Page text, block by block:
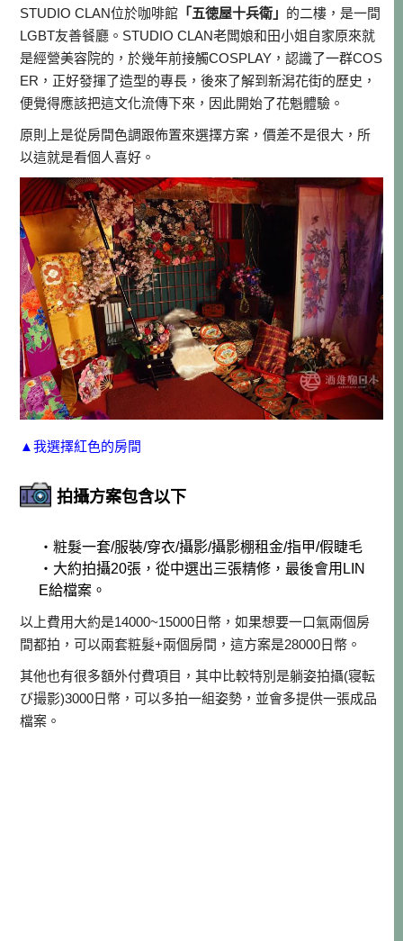
STUDIO CLAN位於咖啡館 「五徳屋十兵衛」 的二樓，是一間
LGBT友善餐廳。STUDIO CLAN老闆娘和田小姐自家原來就
是經營美容院的，於幾年前接觸COSPLAY，認識了一群COS
ER，正好發揮了造型的專長，後來了解到新潟花街的歷史，
便覺得應該把這文化流傳下來，因此開始了花魁體驗。
原則上是從房間色調跟佈置來選擇方案，價差不是很大，所
以這就是看個人喜好。
▲我選擇紅色的房間
拍攝方案包含以下
・粧髮一套/服裝/穿衣/攝影/攝影棚租金/指甲/假睫毛
・大約拍攝20張，從中選出三張精修，最後會用LIN
E給檔案。
以上費用大約是14000~15000日幣，如果想要一口氣兩個房
間都拍，可以兩套粧髮+兩個房間，這方案是28000日幣。
其他也有很多額外付費項目，其中比較特別是躺姿拍攝(寝転
び撮影)3000日幣，可以多拍一組姿勢，並會多提供一張成品
檔案。